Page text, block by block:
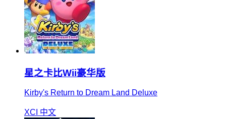
星之卡比Wii豪华版
Kirby's Return to Dream Land Deluxe
XCI 中文